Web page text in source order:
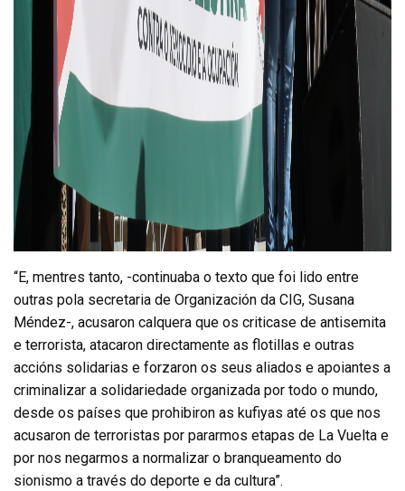
“E, mentres tanto, -continuaba o texto que foi lido entre
outras pola secretaria de Organización da CIG, Susana
Méndez-, acusaron calquera que os criticase de antisemita
e terrorista, atacaron directamente as flotillas e outras
accións solidarias e forzaron os seus aliados e apoiantes a
criminalizar a solidariedade organizada por todo o mundo,
desde os países que prohibiron as kufiyas até os que nos
acusaron de terroristas por pararmos etapas de La Vuelta e
por nos negarmos a normalizar o branqueamento do
sionismo a través do deporte e da cultura”.